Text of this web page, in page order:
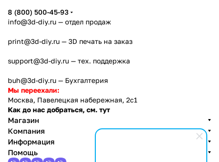
8 (800) 500-45-93
info@3d-diy.ru — отдел продаж
print@3d-diy.ru — 3D печать на заказ
support@3d-diy.ru — тех. поддержка
buh@3d-diy.ru — Бухгалтерия
Мы переехали:
Москва, Павелецкая набережная, 2с1
Как до нас добраться, см. тут
Магазин
Компания
Информация
Помощь